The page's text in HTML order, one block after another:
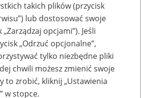
techniczne
takich plików (przycisk
lub dostosować swoje
opcjami”). Jeśli
„Odrzuć opcjonalne”,
tylko niezbędne pliki
chwili możesz zmienić swoje
to zrobić, kliknij „Ustawienia
w stopce.